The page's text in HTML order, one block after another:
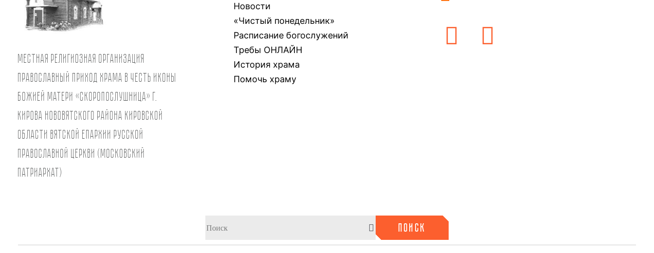
Местная религиозная организация
православный Приход храма в честь иконы
Божией Матери «Скоропослушница» г.
Кирова Нововятского района Кировской
области Вятской Епархии Русской
Православной Церкви (Московский
Патриархат)
Новости
«Чистый понедельник»
Расписание богослужений
Требы ОНЛАЙН
История храма
Помочь храму
ПОИСК